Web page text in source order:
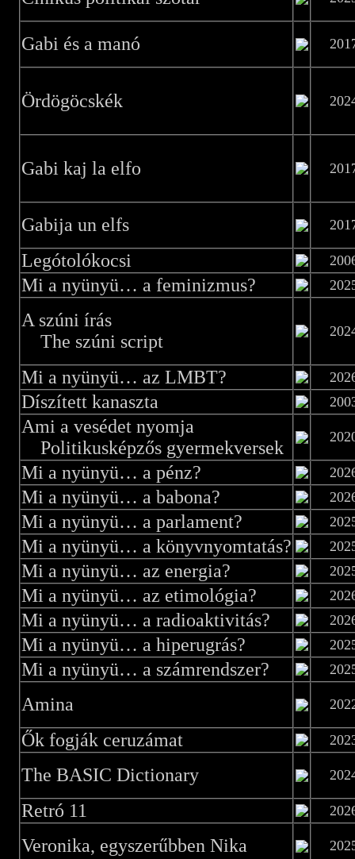
Gabi és a manó
Ördögöcskék
Gabi kaj la elfo
Gabija un elfs
Legótolókocsi
Mi a nyünyü… a feminizmus?
A szúni írás
The szúni script
Mi a nyünyü… az LMBT?
Díszített kanaszta
Ami a vesédet nyomja
Politikusképzős gyermekversek
Mi a nyünyü… a pénz?
Mi a nyünyü… a babona?
Mi a nyünyü… a parlament?
Mi a nyünyü… a könyvnyomtatás?
Mi a nyünyü… az energia?
Mi a nyünyü… az etimológia?
Mi a nyünyü… a radioaktivitás?
Mi a nyünyü… a hiperugrás?
Mi a nyünyü… a számrendszer?
Amina
Ők fogják ceruzámat
The BASIC Dictionary
Retró 11
Veronika, egyszerűbben Nika